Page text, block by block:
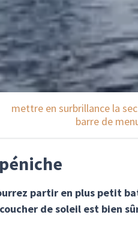
mettre en surbrillance la
barre de
partir en plus petit
de soleil est bien